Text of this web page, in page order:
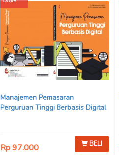
Manajemen Pemasaran
Perguruan Tinggi Berbasis Digital
Rp 97.000 BELI